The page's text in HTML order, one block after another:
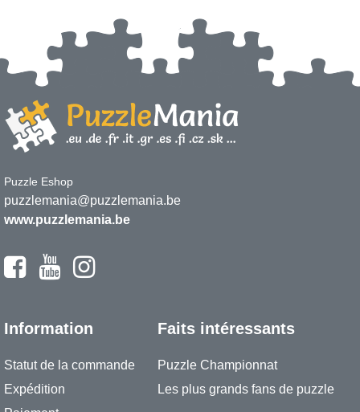
Puzzle Eshop
puzzlemania@puzzlemania.be
www.puzzlemania.be
Information
Statut de la commande
Expédition
Faits intéressants
Puzzle Championnat
Les plus grands fans de puzzle